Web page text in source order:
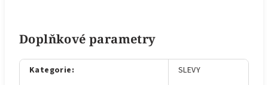
Doplňkové parametry
Kategorie:
SLEVY